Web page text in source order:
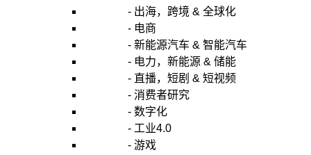
- 出海，跨境 & 全球化
- 电商
- 新能源汽车 & 智能汽车
- 电力，新能源 & 储能
- 直播，短剧 & 短视频
- 消费者研究
- 数字化
- 工业4.0
- 游戏